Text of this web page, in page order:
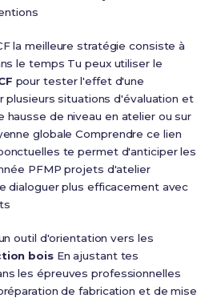
la meilleure stratégie consiste à
le temps Tu peux utiliser le
pour tester l'effet d'une
plusieurs situations d'évaluation et
hausse de niveau en atelier ou sur
globale Comprendre ce lien
te permet d'anticiper les
PFMP projets d'atelier
dialoguer plus efficacement avec
outil d'orientation vers les
boisEn ajustant tes
les épreuves professionnelles
de fabrication et de mise